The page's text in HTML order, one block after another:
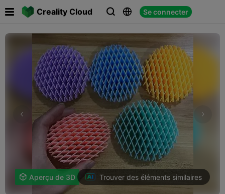
Creality Cloud   Se connecter
 
 Aperçu de 3D Trouver des éléments similaires